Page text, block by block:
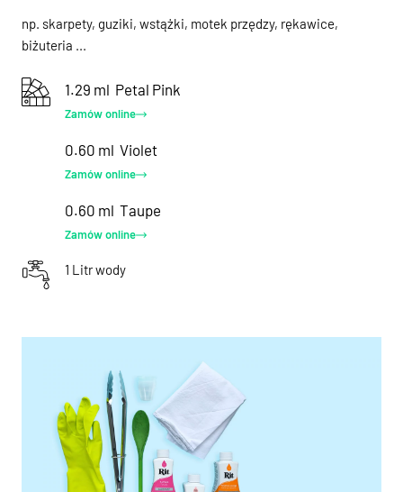
np. skarpety, guziki, wstążki, motek przędzy, rękawice,
biżuteria ...
1.29 ml Petal Pink
Zamów online
0.60 ml Violet
Zamów online
0.60 ml Taupe
Zamów online
1 Litr wody